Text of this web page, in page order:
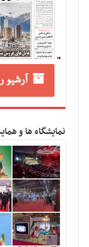
آرشیو
نمایشگاه ها و